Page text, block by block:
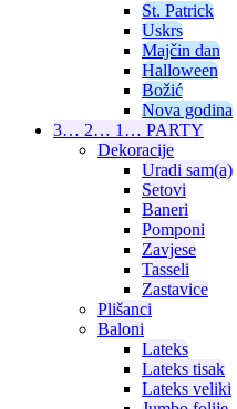
St. Patrick
Uskrs
Majčin dan
Halloween
Božić
Nova godina
3… 2… 1… PARTY
Dekoracije
Uradi sam(a)
Setovi
Baneri
Pomponi
Zavjese
Tasseli
Zastavice
Plišanci
Baloni
Lateks
Lateks tisak
Lateks veliki